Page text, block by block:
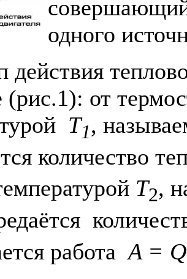
одного
от
Т1,
количество
Т2,
работа A= Q